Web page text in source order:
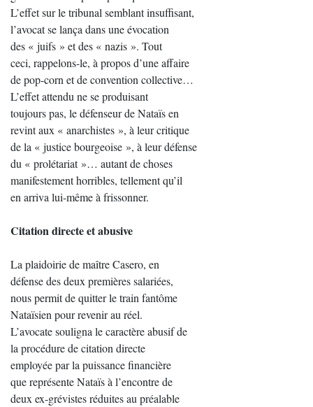
L’effet sur le tribunal semblant insuffisant,
l’avocat se lança dans une évocation
des « juifs » et des « nazis ». Tout
ceci, rappelons-le, à propos d’une affaire
de pop-corn et de convention collective…
L’effet attendu ne se produisant
toujours pas, le défenseur de Nataïs en
revint aux « anarchistes », à leur critique
de la « justice bourgeoise », à leur défense
du « prolétariat »… autant de choses
manifestement horribles, tellement qu’il
en arriva lui-même à frissonner.
Citation directe et abusive
La plaidoirie de maître Casero, en
défense des deux premières salariées,
nous permit de quitter le train fantôme
Nataïsien pour revenir au réel.
L’avocate souligna le caractère abusif de
la procédure de citation directe
employée par la puissance financière
que représente Nataïs à l’encontre de
deux ex-grévistes réduites au préalable